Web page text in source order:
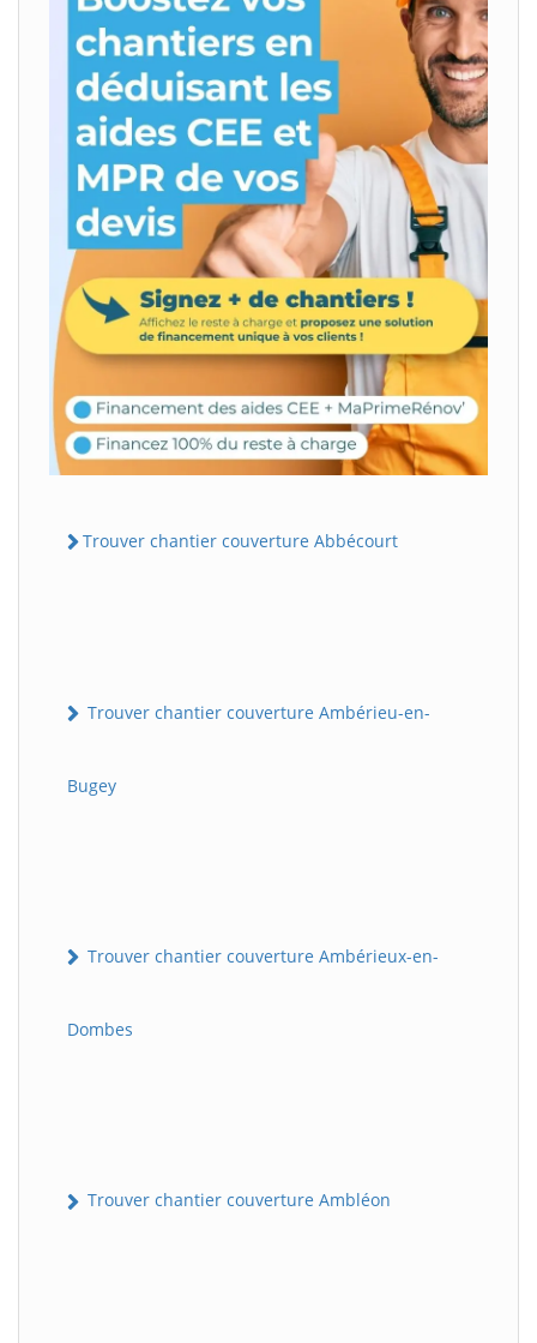
Trouver chantier couverture Abbécourt
Trouver chantier couverture Ambérieu-en-
Bugey
Trouver chantier couverture Ambérieux-en-
Dombes
Trouver chantier couverture Ambléon